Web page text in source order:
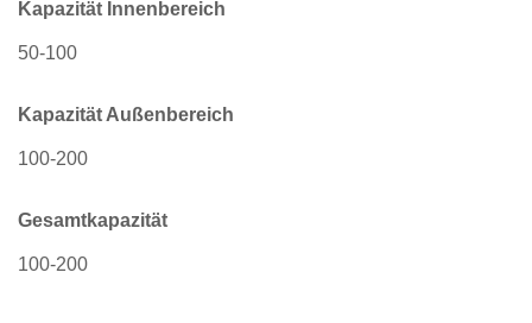
Kapazität Innenbereich
50-100
Kapazität Außenbereich
100-200
Gesamtkapazität
100-200